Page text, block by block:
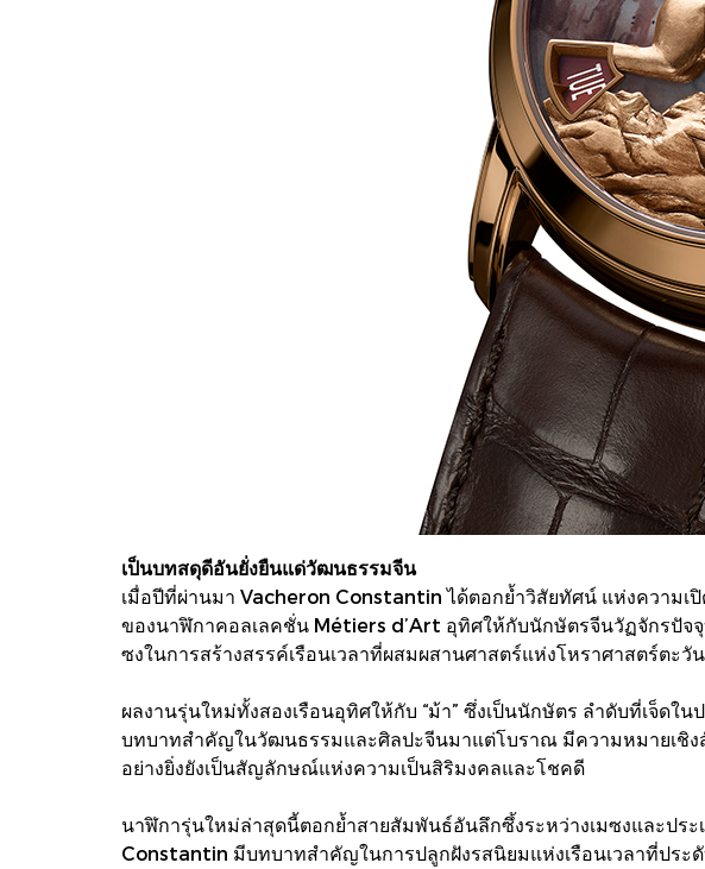
เป็นบทสดุดีอันยั่งยืนแด่วัฒนธรรมจีน
เมื่อปีที่ผ่านมา Vacheron Constantin ได้ตอกย้ำวิสัยทัศน์ แห่งความเ
ของนาฬิกาคอลเลคชั่น Métiers d’Art อุทิศให้กับนักษัตรจีนวัฏจักรปัจ
ซงในการสร้างสรรค์เรือนเวลาที่ผสมผสานศาสตร์แห่งโหราศาสตร์ตะวั
ผลงานรุ่นใหม่ทั้งสองเรือนอุทิศให้กับ “ม้า” ซึ่งเป็นนักษัตร ลำดับที่เจ็ด
บทบาทสำคัญในวัฒนธรรมและศิลปะจีนมาแต่โบราณ มีความหมายเชิ
อย่างยิ่งยังเป็นสัญลักษณ์แห่งความเป็นสิริมงคลและโชคดี
นาฬิการุ่นใหม่ล่าสุดนี้ตอกย้ำสายสัมพันธ์อันลึกซึ้งระหว่างเมซงและปร
Constantin มีบทบาทสำคัญในการปลูกฝังรสนิยมแห่งเรือนเวลาที่ปร